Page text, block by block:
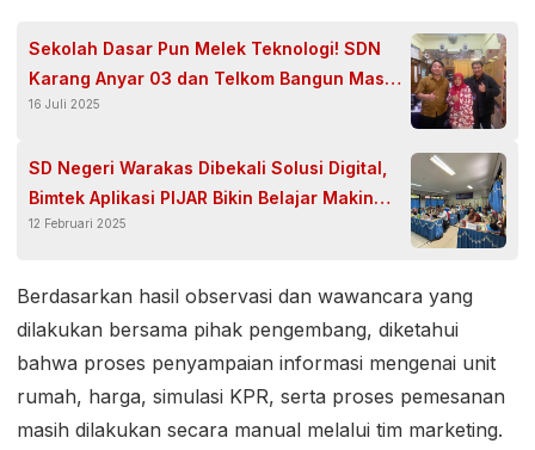
Sekolah Dasar Pun Melek Teknologi! SDN
Karang Anyar 03 dan Telkom Bangun Masa
Depan Digital
16 Juli 2025
SD Negeri Warakas Dibekali Solusi Digital,
Bimtek Aplikasi PIJAR Bikin Belajar Makin
Canggih
12 Februari 2025
Berdasarkan hasil observasi dan wawancara yang
dilakukan bersama pihak pengembang, diketahui
bahwa proses penyampaian informasi mengenai unit
rumah, harga, simulasi KPR, serta proses pemesanan
masih dilakukan secara manual melalui tim marketing.